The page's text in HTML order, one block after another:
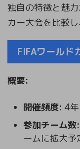
独自の特徴と魅
カー大会を比較
FIFAワールド
概要:
開催頻度: 4
参加チーム数:
ームに拡大予